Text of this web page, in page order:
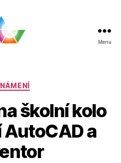
a
VOŠ
Chomutov
Menu
Rubriky
školní kolo
a